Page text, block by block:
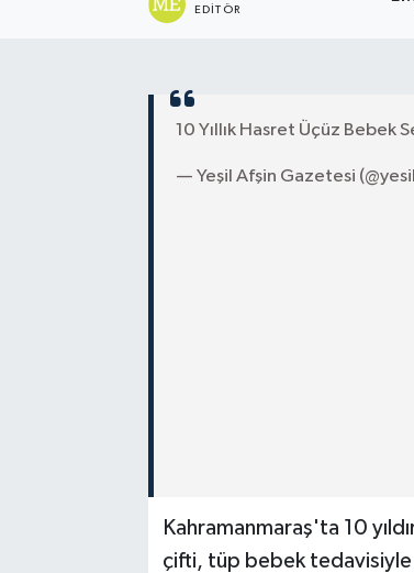
EDITÖR
10 Yıllık Hasret Üçüz Bebek
— Yeşil Afşin Gazetesi
Kahramanmaraş'ta 10
çifti, tüp bebek tedavisiyle